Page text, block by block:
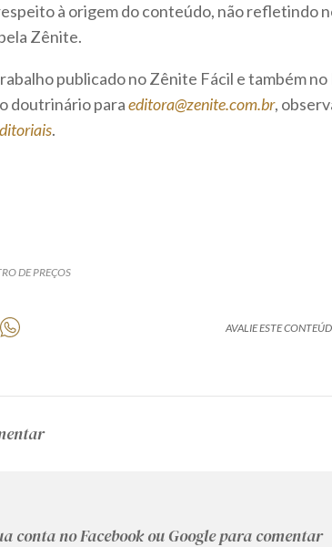
à origem do conteúdo, não refletindo
Zênite.
publicado no Zênite Fácil e também
doutrinário paraeditora@zenite.com.br,
.
DE PREÇOS
AVALIE ESTE
conta no Facebook ou Google para comentar